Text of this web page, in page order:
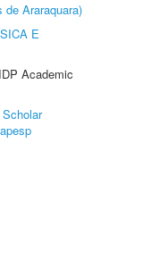
Araraquara)
E
Academic